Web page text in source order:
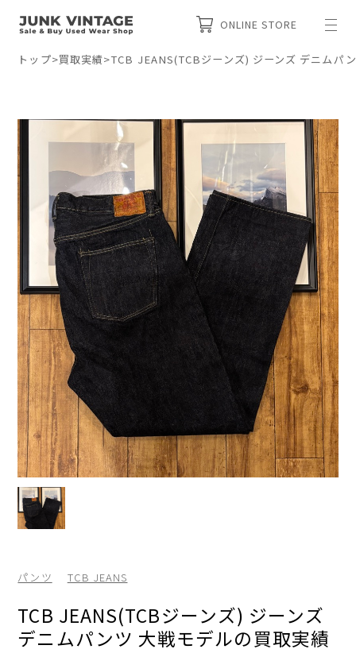
ONLINE STORE
トップ>買取実績>TCB JEANS(TCBジーンズ) ジーンズ デニムパ
パンツ TCB JEANS
TCB JEANS(TCBジーンズ) ジーンズ
デニムパンツ 大戦モデルの買取実績